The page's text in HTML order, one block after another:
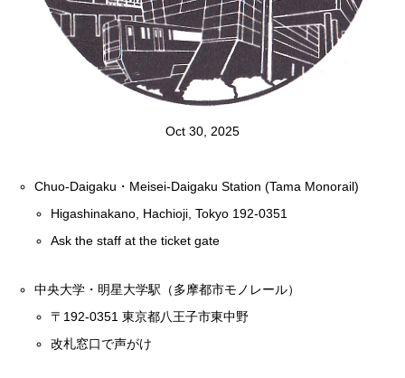
Oct 30, 2025
Chuo-Daigaku・Meisei-Daigaku Station (Tama Monorail)
Higashinakano, Hachioji, Tokyo 192-0351
Ask the staff at the ticket gate
中央大学・明星大学駅（多摩都市モノレール）
〒192-0351 東京都八王子市東中野
改札窓口で声がけ